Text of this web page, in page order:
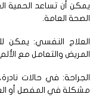
أن تساعد الحمية
العامة.
النفسي: يمكن
والتعامل مع الألم
في حالات نادرة،
في المفصل أو